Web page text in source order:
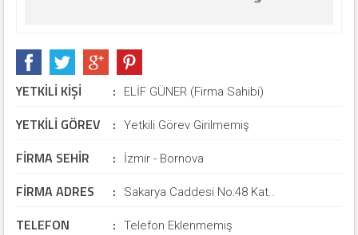
YETKİLİ KİŞİ : ELİF GÜNER (Firma Sahibi)
YETKİLİ GÖREV : Yetkili Görev Girilmemiş
FİRMA SEHİR : İzmir - Bornova
FİRMA ADRES : Sakarya Caddesi No:48 Kat..
TELEFON : Telefon Eklenmemiş